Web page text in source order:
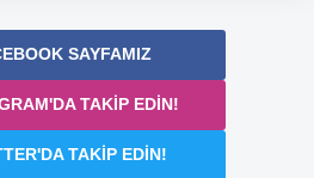
SAYFAMIZ
TAKİP EDİN!
TAKİP EDİN!